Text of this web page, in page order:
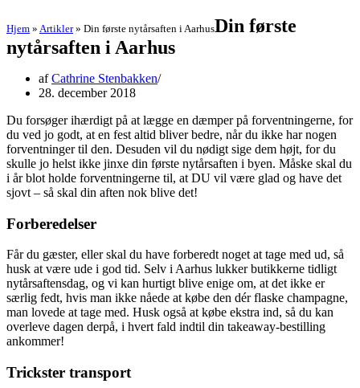
Hjem » Artikler» Din første nytårsaften i AarhusDin første
nytårsaften i Aarhus
afCathrine Stenbakken
28. december 2018
Du forsøger ihærdigt på at lægge en dæmper på forventningerne, for
du ved jo godt, at en fest altid bliver bedre, når du ikke har nogen
forventninger til den. Desuden vil du nødigt sige dem højt, for du
skulle jo helst ikke jinxe din første nytårsaften i byen. Måske skal du
i år blot holde forventningerne til, at DU vil være glad og have det
sjovt – så skal din aften nok blive det!
Forberedelser
Får du gæster, eller skal du have forberedt noget at tage med ud, så
husk at være ude i god tid. Selv i Aarhus lukker butikkerne tidligt
nytårsaftensdag, og vi kan hurtigt blive enige om, at det ikke er
særlig fedt, hvis man ikke nåede at købe den dér flaske champagne,
man lovede at tage med. Husk også at købe ekstra ind, så du kan
overleve dagen derpå, i hvert fald indtil din takeaway-bestilling
ankommer!
Trickster transport